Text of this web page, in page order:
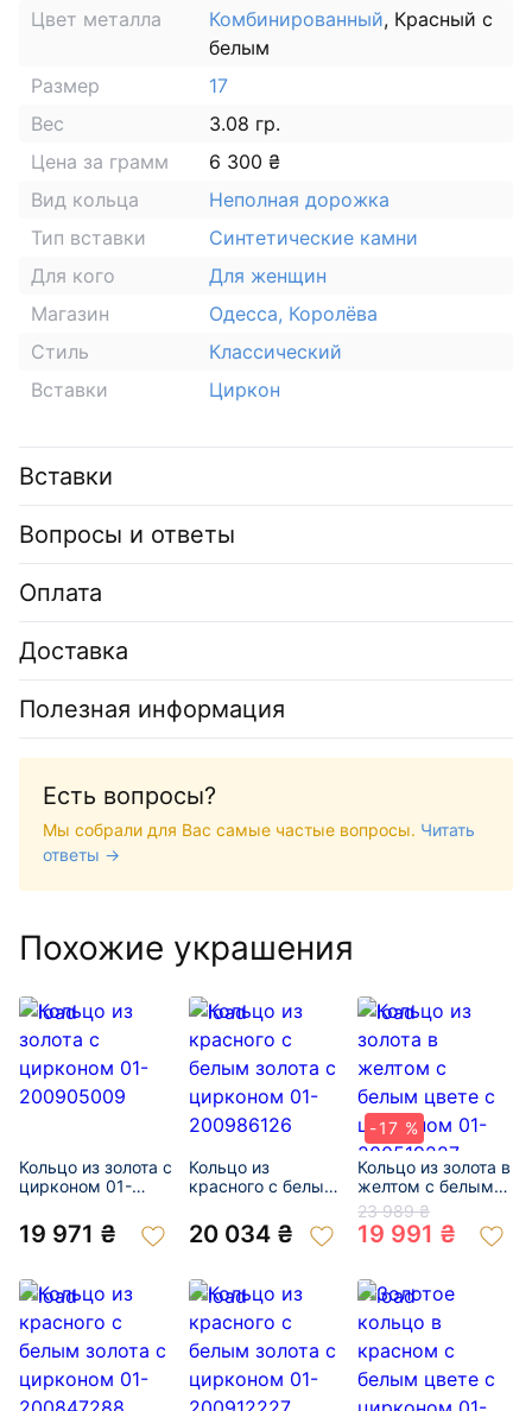
Цвет металла
Комбинированный, Красный с
белым
Размер
17
Вес
3.08 гр.
Цена за грамм
6 300 ₴
Вид кольца
Неполная дорожка
Тип вставки
Синтетические камни
Для кого
Для женщин
Магазин
Одесса, Королёва
Стиль
Классический
Вставки
Циркон
Вставки
Вопросы и ответы
Оплата
Доставка
Полезная информация
Есть вопросы?
Мы собрали для Вас самые частые вопросы. Читать
ответы →
Похожие украшения
Кольцо из золота с
цирконом 01-
19 971 ₴
Кольцо из
красного с белым
01-200986126
20 034 ₴
-17 %
Кольцо из золота в
желтом с белым
цвете с цирконом
01-200519227
23 989 ₴
19 991 ₴